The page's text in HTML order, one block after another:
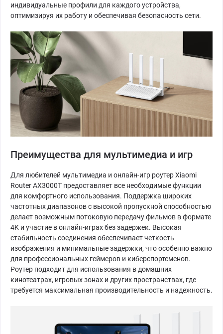
индивидуальные профили для каждого устройства,
оптимизируя их работу и обеспечивая безопасность сети.
Преимущества для мультимедиа и игр
Для любителей мультимедиа и онлайн-игр роутер Xiaomi
Router AX3000T предоставляет все необходимые функции
для комфортного использования. Поддержка широких
частотных диапазонов с высокой пропускной способностью
делает возможным потоковую передачу фильмов в формате
4K и участие в онлайн-играх без задержек. Высокая
стабильность соединения обеспечивает четкость
изображения и минимальные задержки, что особенно важно
для профессиональных геймеров и киберспортсменов.
Роутер подходит для использования в домашних
кинотеатрах, игровых зонах и других пространствах, где
требуется максимальная производительность и надежность.